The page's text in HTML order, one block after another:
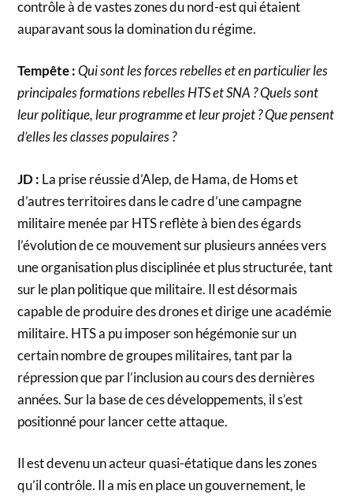
contrôle à de vastes zones du nord-est qui étaient
auparavant sous la domination du régime.
Tempête : Qui sont les forces rebelles et en particulier les
principales formations rebelles HTS et SNA ? Quels sont
leur politique, leur programme et leur projet ? Que pensent
d’elles les classes populaires ?
JD : La prise réussie d’Alep, de Hama, de Homs et
d’autres territoires dans le cadre d’une campagne
militaire menée par HTS reflète à bien des égards
l’évolution de ce mouvement sur plusieurs années vers
une organisation plus disciplinée et plus structurée, tant
sur le plan politique que militaire. Il est désormais
capable de produire des drones et dirige une académie
militaire. HTS a pu imposer son hégémonie sur un
certain nombre de groupes militaires, tant par la
répression que par l’inclusion au cours des dernières
années. Sur la base de ces développements, il s’est
positionné pour lancer cette attaque.
Il est devenu un acteur quasi-étatique dans les zones
qu’il contrôle. Il a mis en place un gouvernement, le